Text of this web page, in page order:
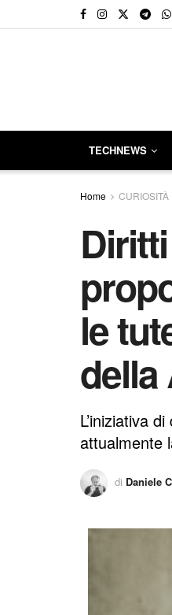
TECHNEWS
Home CURIOSITÀ
le
della
L’iniziativa
attualmente
di Daniele